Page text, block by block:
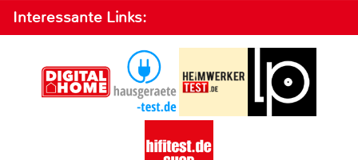
Interessante Links: